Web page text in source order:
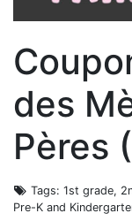
des
Pères
Tags: 1st grade,
Pre-K and